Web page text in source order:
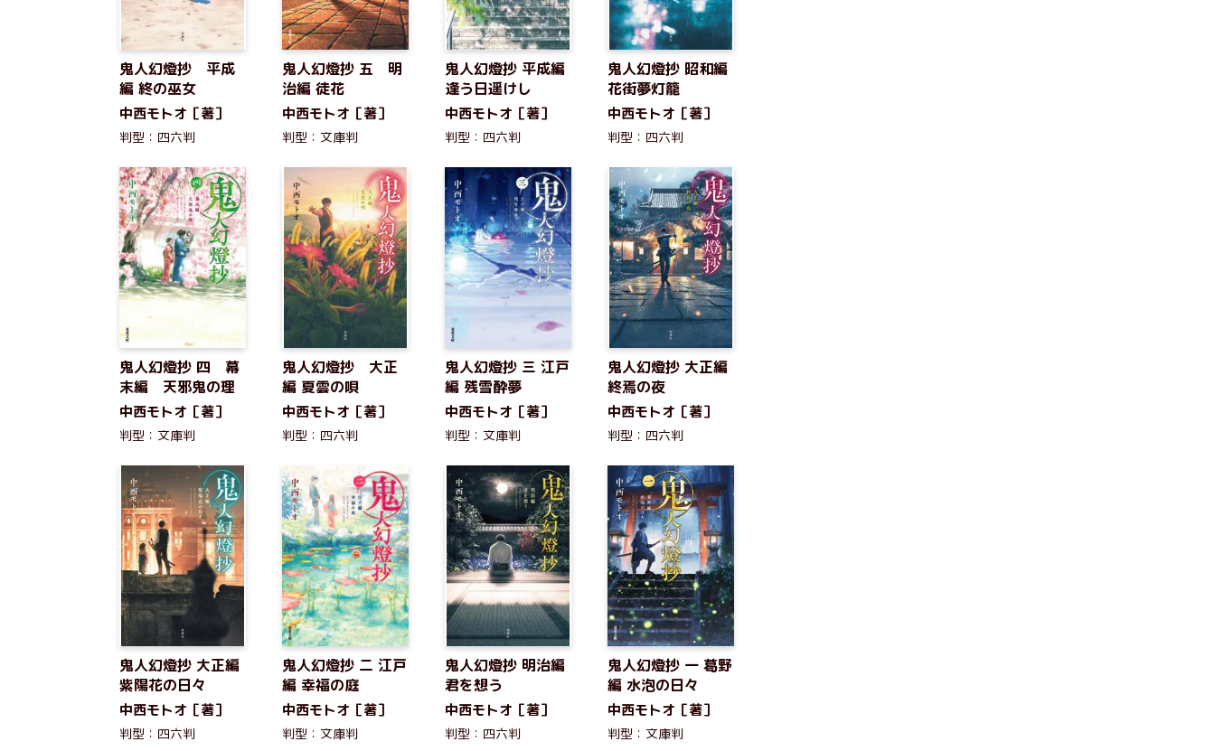
鬼人幻燈抄 平成
編 終の巫女
中西モトオ［著］
判型：四六判
鬼人幻燈抄 五 明
治編 徒花
中西モトオ［著］
判型：文庫判
鬼人幻燈抄 平成編
逢う日遥けし
中西モトオ［著］
判型：四六判
鬼人幻燈抄 昭和編
花街夢灯籠
中西モトオ［著］
判型：四六判
鬼人幻燈抄 四 幕
末編 天邪鬼の理
中西モトオ［著］
判型：文庫判
鬼人幻燈抄 大正
編 夏雲の唄
中西モトオ［著］
判型：四六判
鬼人幻燈抄 三 江戸
編 残雪酔夢
中西モトオ［著］
判型：文庫判
鬼人幻燈抄 大正編
終焉の夜
中西モトオ［著］
判型：四六判
鬼人幻燈抄 大正編
紫陽花の日々
中西モトオ［著］
判型：四六判
鬼人幻燈抄 二 江戸
編 幸福の庭
中西モトオ［著］
判型：文庫判
鬼人幻燈抄 明治編
君を想う
中西モトオ［著］
判型：四六判
鬼人幻燈抄 一 葛野
編 水泡の日々
中西モトオ［著］
判型：文庫判